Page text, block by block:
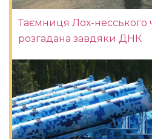
Таємниця Лох-несського
розгадана завдяки ДНК